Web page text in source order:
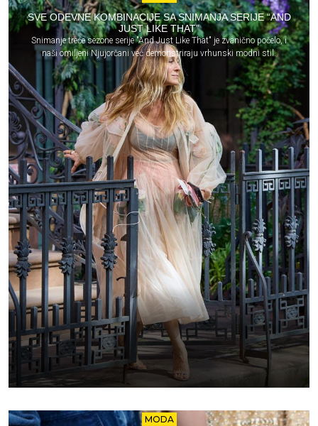
SVE ODEVNE KOMBINACIJE SA SNIMANJA SERIJE “AND
JUST LIKE THAT”
Snimanje treće sezone serije "And Just Like That" je zvanično počelo, i
naši omiljeni Njujorčani već demonstriraju vrhunski modni stil.
MODA